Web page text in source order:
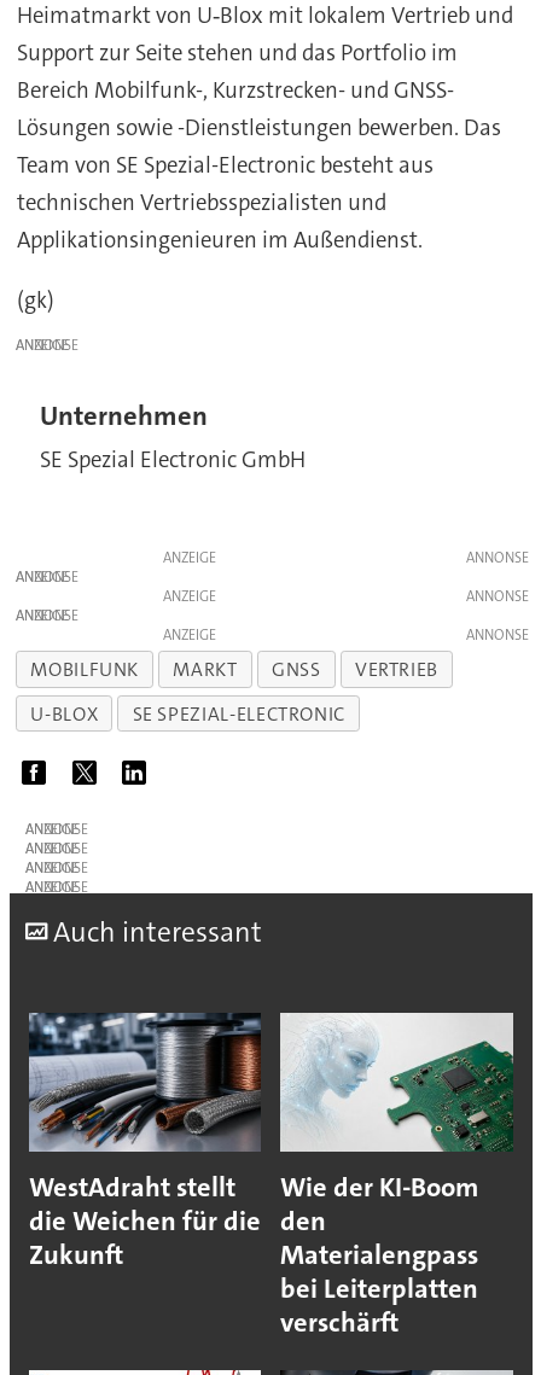
Heimatmarkt von U‑Blox mit lokalem Vertrieb und
Support zur Seite stehen und das Portfolio im
Bereich Mobilfunk-, Kurzstrecken- und GNSS-
Lösungen sowie -Dienstleistungen bewerben. Das
Team von SE Spezial-Electronic besteht aus
technischen Vertriebsspezialisten und
Applikationsingenieuren im Außendienst.
(gk)
ANZEIGE
Unternehmen
SE Spezial Electronic GmbH
ANZEIGE
ANZEIGE
ANZEIGE
ANZEIGE
ANZEIGE
MOBILFUNK MARKT GNSS
VERTRIEB
U-BLOX
SE SPEZIAL-ELECTRONIC
ANZEIGE
ANZEIGE
ANZEIGE
ANZEIGE
Auch interessant
WestAdraht stellt
die Weichen für die
Zukunft
Wie der KI-Boom
den
Materialengpass
bei Leiterplatten
verschärft